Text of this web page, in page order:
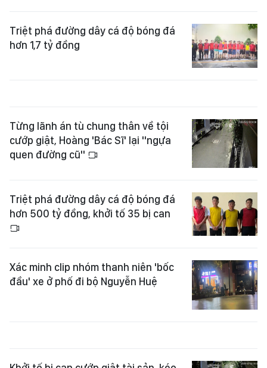
Triệt phá đường dây cá độ bóng đá
hơn 1,7 tỷ đồng
Từng lãnh án tù chung thân về tội
cướp giật, Hoàng 'Bác Sĩ' lại "ngựa
quen đường cũ"
Triệt phá đường dây cá độ bóng đá
hơn 500 tỷ đồng, khởi tố 35 bị can
Xác minh clip nhóm thanh niên 'bốc
đầu' xe ở phố đi bộ Nguyễn Huệ